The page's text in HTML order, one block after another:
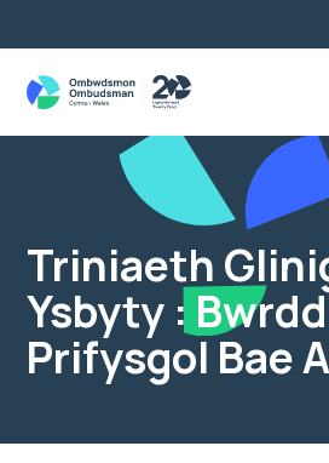
Triniaeth
Ysbyty :
Prifysgol Bae